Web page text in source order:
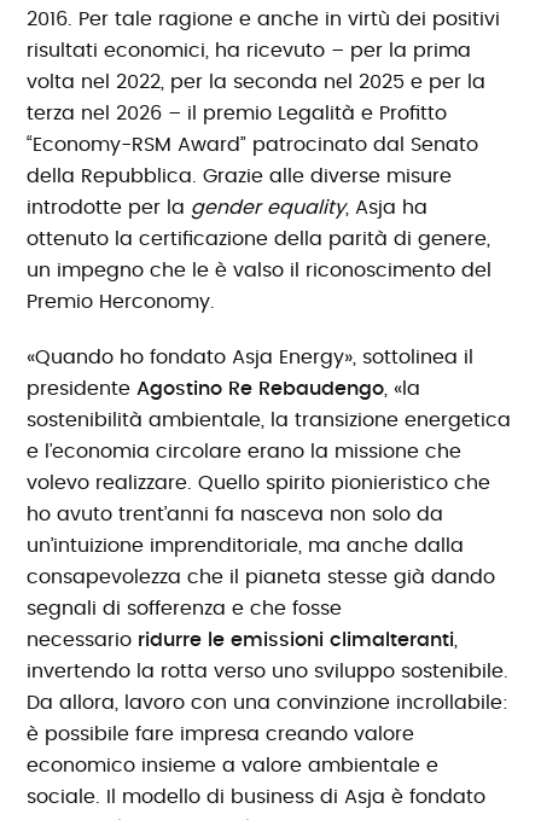
2016. Per tale ragione e anche in virtù dei positivi
risultati economici, ha ricevuto – per la prima
volta nel 2022, per la seconda nel 2025 e per la
terza nel 2026 – il premio Legalità e Profitto
“Economy-RSM Award” patrocinato dal Senato
della Repubblica. Grazie alle diverse misure
introdotte per la gender equality, Asja ha
ottenuto la certificazione della parità di genere,
un impegno che le è valso il riconoscimento del
Premio Herconomy.
«Quando ho fondato Asja Energy», sottolinea il
presidente Agostino Re Rebaudengo , «la
sostenibilità ambientale, la transizione energetica
e l’economia circolare erano la missione che
volevo realizzare. Quello spirito pionieristico che
ho avuto trent’anni fa nasceva non solo da
un’intuizione imprenditoriale, ma anche dalla
consapevolezza che il pianeta stesse già dando
segnali di sofferenza e che fosse
necessario ridurre le emissioni climalteranti
invertendo la rotta verso uno sviluppo sostenibile.
Da allora, lavoro con una convinzione incrollabile:
è possibile fare impresa creando valore
economico insieme a valore ambientale e
sociale. Il modello di business di Asja è fondato